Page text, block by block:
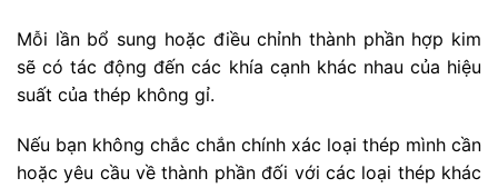
Mỗi lần bổ sung hoặc điều chỉnh thành phần hợp kim
sẽ có tác động đến các khía cạnh khác nhau của hiệu
suất của thép không gỉ.
Nếu bạn không chắc chắn chính xác loại thép mình cần
hoặc yêu cầu về thành phần đối với các loại thép khác